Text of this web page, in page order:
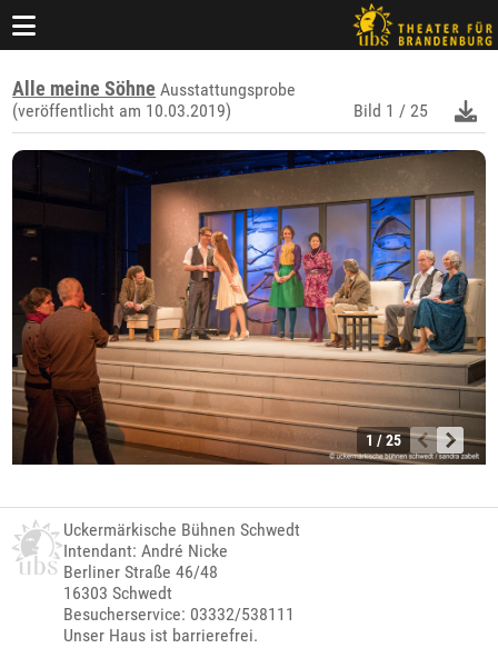
Alle meine Söhne Ausstattungsprobe
(veröffentlicht am 10.03.2019)
Bild 1 / 25
1 / 25
Uckermärkische Bühnen Schwedt
Intendant: André Nicke
Berliner Straße 46/48
16303 Schwedt
Besucherservice: 03332/538111
Unser Haus ist barrierefrei.